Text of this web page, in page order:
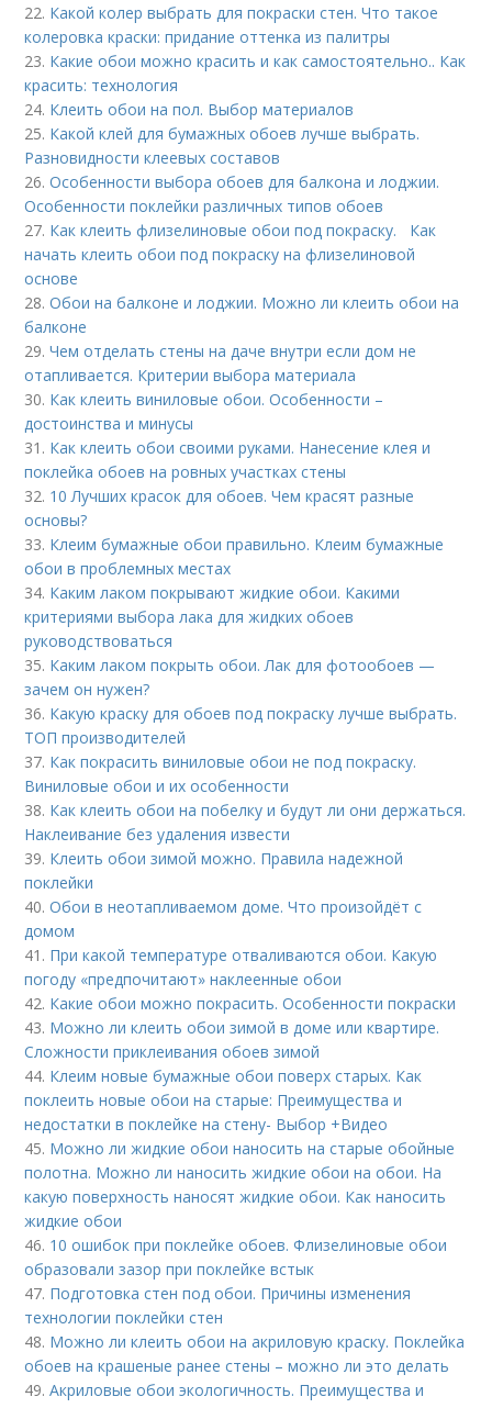
22. Какой колер выбрать для покраски стен. Что такое
колеровка краски: придание оттенка из палитры
23. Какие обои можно красить и как самостоятельно.. Как
красить: технология
24. Клеить обои на пол. Выбор материалов
25. Какой клей для бумажных обоев лучше выбрать.
Разновидности клеевых составов
26.Особенности выбора обоев для балкона и лоджии.
Особенности поклейки различных типов обоев
27. Как клеить флизелиновые обои под покраску. Как
начать клеить обои под покраску на флизелиновой
основе
28.Обои на балконе и лоджии. Можно ли клеить обои на
балконе
29.Чем отделать стены на даче внутри если дом не
отапливается. Критерии выбора материала
30. Как клеить виниловые обои. Особенности –
достоинства и минусы
31. Как клеить обои своими руками. Нанесение клея и
поклейка обоев на ровных участках стены
32. 10 Лучших красок для обоев. Чем красят разные
основы?
33. Клеим бумажные обои правильно. Клеим бумажные
обои в проблемных местах
34. Каким лаком покрывают жидкие обои. Какими
критериями выбора лака для жидких обоев
руководствоваться
35. Каким лаком покрыть обои. Лак для фотообоев —
зачем он нужен?
36. Какую краску для обоев под покраску лучше выбрать.
ТОП производителей
37. Как покрасить виниловые обои не под покраску.
Виниловые обои и их особенности
38. Как клеить обои на побелку и будут ли они держаться.
Наклеивание без удаления извести
39. Клеить обои зимой можно. Правила надежной
поклейки
40.Обои в неотапливаемом доме. Что произойдёт с
домом
41. При какой температуре отваливаются обои. Какую
погоду «предпочитают» наклеенные обои
42. Какие обои можно покрасить. Особенности покраски
43. Можно ли клеить обои зимой в доме или квартире.
Сложности приклеивания обоев зимой
44. Клеим новые бумажные обои поверх старых. Как
поклеить новые обои на старые: Преимущества и
недостатки в поклейке на стену- Выбор +Видео
45. Можно ли жидкие обои наносить на старые обойные
полотна. Можно ли наносить жидкие обои на обои. На
какую поверхность наносят жидкие обои. Как наносить
жидкие обои
46. 10 ошибок при поклейке обоев. Флизелиновые обои
образовали зазор при поклейке встык
47. Подготовка стен под обои. Причины изменения
технологии поклейки стен
48. Можно ли клеить обои на акриловую краску. Поклейка
обоев на крашеные ранее стены – можно ли это делать
49.Акриловые обои экологичность. Преимущества и